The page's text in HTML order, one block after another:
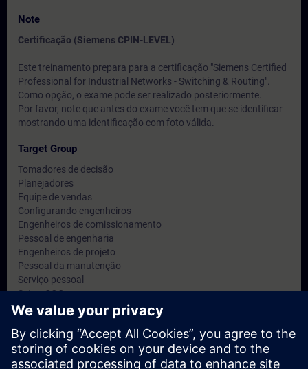
Note
Certificação (Siemens CPIN-LEVEL)
Este treinamento prepara para a certificação "Siemens Certified
Professional for Industrial Networks - Switching & Routing".
Como opção, o exame pode ser realizado posteriormente.
Por favor, note que antes do exame você tem que se identificar
mostrando uma identificação com foto válida.
Target Group
Tomadores de decisão
Planejadores
Equipe de vendas
Configurando engenheiros
Engenheiros de comissionamento
Pessoal de engenharia
Engenheiros de projeto
Pessoal da manutenção
Serviço pessoal
Setor: COOs
TI: CIOs, planejadores de rede e administradores